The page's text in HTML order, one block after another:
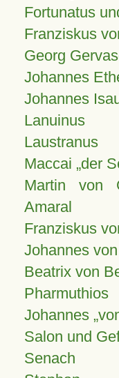
Fortunatus
Franziskus
Georg
Johannes
Johannes
Lanuinus
Laustranus
Maccai „der
Martin von
Amaral
Franziskus
Johannes
Beatrix von
Pharmuthios
Johannes
Salon und
Senach